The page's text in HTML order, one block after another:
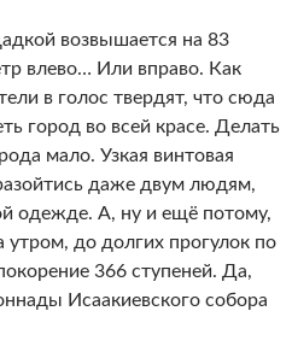
возвышается на 83
влево… Или вправо. Как
в голос твердят, что сюда
город во всей красе. Делать
мало. Узкая винтовая
даже двум людям,
одежде. А, ну и ещё потому,
утром, до долгих прогулок по
366 ступеней. Да,
Исаакиевского собора